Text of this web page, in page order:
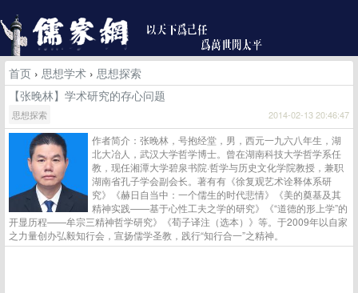
首页 › 思想学术 › 思想探索
【张晚林】学术研究的存心问题
思想探索 2014-02-13 20:46:47
作者简介：张晚林，号抱经堂，男，西元一九六八年生，湖
北大冶人，武汉大学哲学博士。曾在湖南科技大学哲学系任
教，现任湘潭大学碧泉书院·哲学与历史文化学院教授，兼职
湖南省孔子学会副会长。著有有《徐复观艺术诠释体系研
究》《赫日自当中：一个儒生的时代悲情》《美的奠基及其
精神实践——基于心性工夫之学的研究》《“道德的形上学”的
开显历程——牟宗三精神哲学研究》《荀子译注（选本）》等。于2009年以自家
之力量创办弘毅知行会，宣扬儒学圣教，践行“知行合一”之精神。